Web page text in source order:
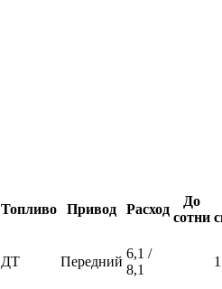
Топливо Привод Расход
До
сотни
ДТ Передний
6,1 /
8,1